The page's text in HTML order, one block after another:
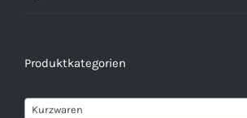
Produktkategorien
Kurzwaren